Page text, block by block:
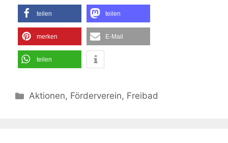
teilen teilen
merken E-Mail
teilen
Kategorien
Aktionen, Förderverein, Freibad